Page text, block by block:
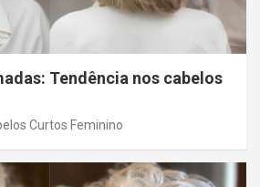
Tendência nos cabelos
Curtos Feminino